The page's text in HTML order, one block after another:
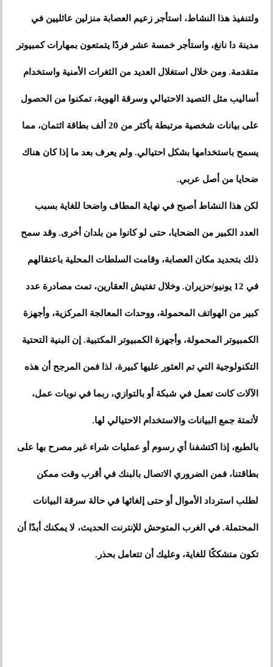
ولتنفيذ هذا النشاط، استأجر زعيم العصابة منزلين عائليين في
مدينة دا نانغ، واستأجر خمسة عشر فردًا يتمتعون بمهارات كمبيوتر
متقدمة. ومن خلال استغلال العديد من الثغرات الأمنية واستخدام
أساليب مثل التصيد الاحتيالي وسرقة الهوية، تمكنوا من الحصول
على بيانات شخصية مرتبطة بأكثر من 20 ألف بطاقة ائتمان، مما
يسمح باستخدامها بشكل احتيالي. ولم يعرف بعد ما إذا كان هناك
ضحايا من أصل عربي.
لكن هذا النشاط أصبح في نهاية المطاف واضحا للغاية بسبب
العدد الكبير من الضحايا، حتى لو كانوا من بلدان أخرى. وقد سمح
ذلك بتحديد مكان العصابة، وقامت السلطات المحلية باعتقالهم
في 12 يونيو/حزيران. وخلال تفتيش العقارين، تمت مصادرة عدد
كبير من الهواتف المحمولة، ووحدات المعالجة المركزية، وأجهزة
الكمبيوتر المحمولة، وأجهزة الكمبيوتر المكتبية. إن البنية التحتية
التكنولوجية التي تم العثور عليها كبيرة، لذا فمن المرجح أن هذه
الآلات كانت تعمل في شبكة أو بالتوازي، ربما في نوبات عمل،
لأتمتة جمع البيانات والاستخدام الاحتيالي لها.
بالطبع، إذا اكتشفنا أي رسوم أو عمليات شراء غير مصرح بها على
بطاقتنا، فمن الضروري الاتصال بالبنك في أقرب وقت ممكن
لطلب استرداد الأموال أو حتى إلغائها في حالة سرقة البيانات
المحتملة. في الغرب المتوحش للإنترنت الحديث، لا يمكنك أبدًا أن
تكون متشككًا للغاية، وعليك أن تتعامل بحذر.